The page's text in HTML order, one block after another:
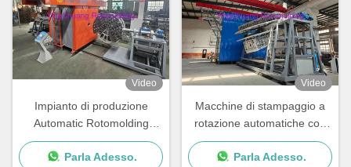
Video
Impianto di produzione
Automatic Rotomolding
Machine PLC Control
System con tempo di ciclo di
Parla Adesso.
Video
Macchine di stampaggio a
rotazione automatiche con
velocità di rotazione
regolabile
Parla Adesso.